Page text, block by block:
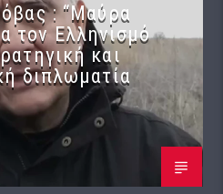
: “Μαύρα
τον Ελληνισμό
και
διπλωματία